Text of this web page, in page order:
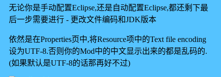
无论你是手动配置Eclipse,还是自动配置Eclipse,都还剩下最
后一步需要进行 - 更改文件编码和JDK版本
依然是在Properties页中,将Resource项中的Text file encoding
设为UTF-8.否则你的Mod中的中文显示出来的都是乱码的.
(如果默认是UTF-8的话那再好不过)